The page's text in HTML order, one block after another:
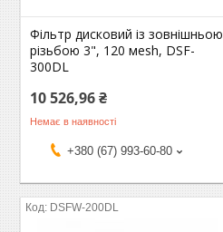
Фільтр дисковий із зовнішньою
різьбою 3", 120 мesh, DSF-
300DL
10 526,96 ₴
Немає в наявності
+380 (67) 993-60-80
DSFW-200DL